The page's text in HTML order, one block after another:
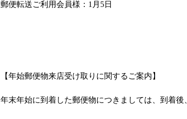
郵便転送ご利用会員様：1月5日
【年始郵便物来店受け取りに関するご案内】
年末年始に到着した郵便物につきましては、到着